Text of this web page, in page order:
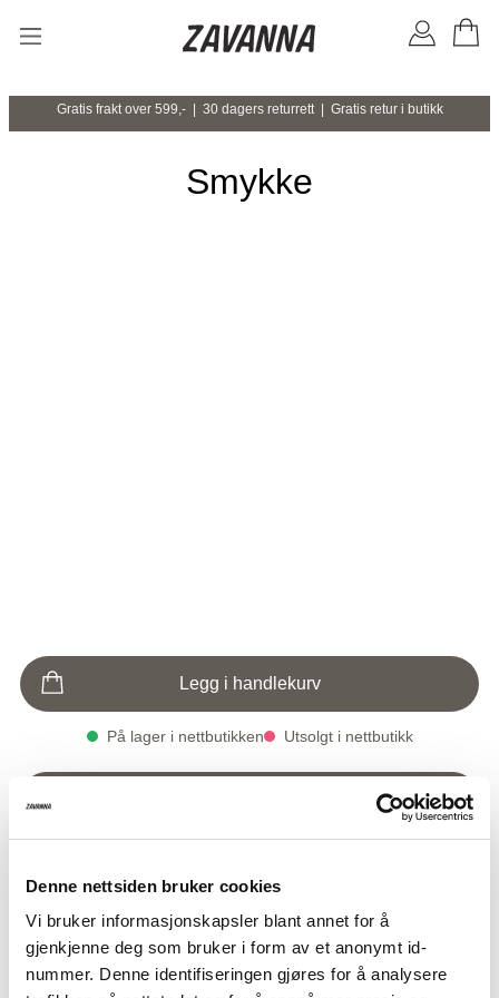
Denne nettsiden bruker cookies
Vi bruker informasjonskapsler blant annet for å
gjenkjenne deg som bruker i form av et anonymt id-
nummer. Denne identifiseringen gjøres for å analysere
Gratis frakt over 599,- | 30 dagers returrett | Gratis retur i butikk
Smykke
Smykke 149,-
Legg i handlekurv
På lager i nettbutikken Utsolgt i nettbutikk
Varenummer
1004294-7501
Qty: 0
Halssmykke med hjerteformet anheng